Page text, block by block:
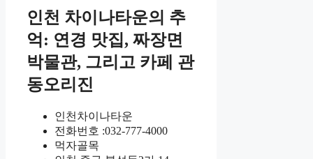
인천 차이나타운의 추
억: 연경 맛집, 짜장면
박물관, 그리고 카페 관
동오리진
인천차이나타운
전화번호 :032-777-4000
먹자골목